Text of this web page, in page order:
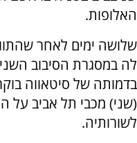
האלופות.
שלושה ימים לאחר
לה במסגרת הסיבוב
בדמותה של סיטאווה
(שני) מכבי תל אביב
לשורותיה.